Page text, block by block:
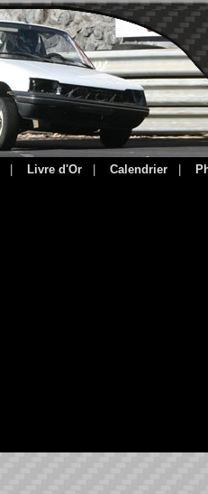
Livre d'Or Calendrier